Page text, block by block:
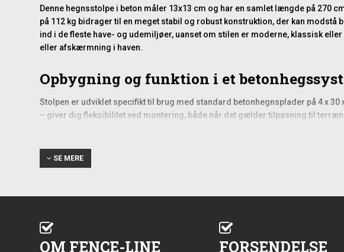
Denne hegnsstolpe i beton måler 13x13 cm og har en samlet længde på 270
på 112 kg bidrager til en meget stabil og robust konstruktion, der kan
ind i de fleste have- og udemiljøer, uanset om stilen er moderne, klassisk
eller afskærmning i haven.
Opbygning og funktion i et
Stolpen er udviklet specifikt til brug med standard betonhegnsplader på 4 x
– giver dig fleksibilitet ved montering, både når det gælder tilpasning til
Praktiske overvejelser ved opsætning
overjordiske højde på 210 cm opnås. Det anbefales at sikre stolpen i stabilt
Det kan desuden være en hjælp at forberede arbejdet ved at måle op og
SE MERE
OM FENCE-LINE FORSENDELSE